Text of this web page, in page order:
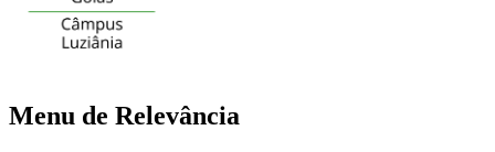
Menu de Relevância